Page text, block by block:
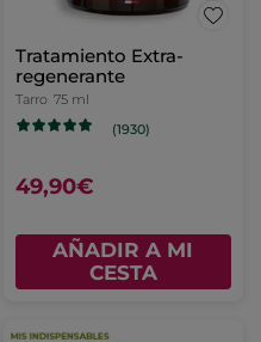
Tratamiento Extra-
regenerante
Tarro 75 ml
(1930)
49,90€
AÑADIR A MI
CESTA